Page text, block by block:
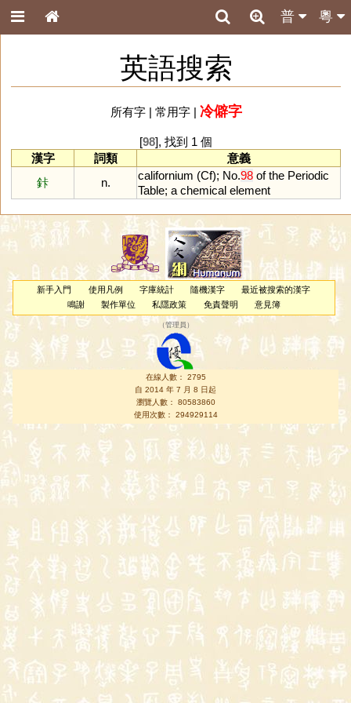
粵
普
英語搜索
所有字| 常用字| 冷僻字
[98], 找到 1 個
漢字
詞類
意義
鉲
n.
californium (Cf); No.98 of the Periodic
Table; a chemical element
新手入門 使用凡例 字庫統計 隨機漢字
最近被搜索的漢字
鳴謝
製作單位 私隱政策 免責聲明 意見簿
（管理員 ）
在線人數： 2795
自 2014 年 7 月 8 日起
瀏覽人數： 80583860
使用次數： 294929114